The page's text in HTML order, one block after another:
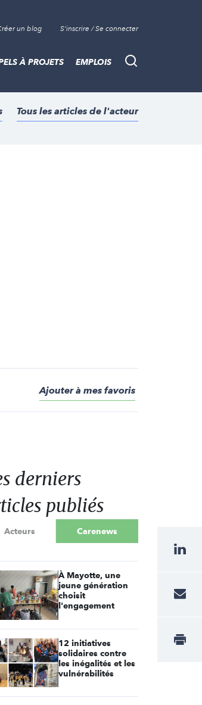
un blog S'inscrire / Se connecter
Recherche
À PROJETS EMPLOIS
Tous les articles de l'acteur
Ajouter à mes favoris
derniers
publiés
Acteurs Carenews
À Mayotte, une
jeune génération
choisit
l'engagement
12 initiatives
solidaires contre
les inégalités et les
vulnérabilités